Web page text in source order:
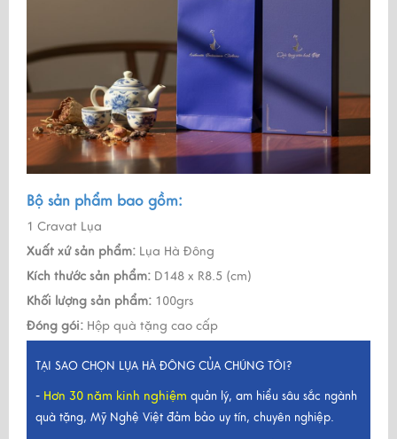
Bộ sản phẩm bao gồm:
1 Cravat Lụa
Xuất xứ sản phẩm: Lụa Hà Đông
Kích thước sản phẩm: D148 x R8.5 (cm)
Khối lượng sản phẩm: 100grs
Đóng gói: Hộp quà tặng cao cấp
TẠI SAO CHỌN LỤA HÀ ĐÔNG CỦA CHÚNG TÔI?
- Hơn 30 năm kinh nghiệm quản lý, am hiểu sâu sắc ngành
quà tặng, Mỹ Nghệ Việt đảm bảo uy tín, chuyên nghiệp.